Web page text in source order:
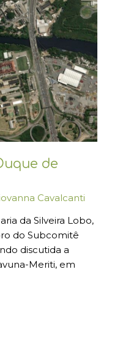
de
Cavalcanti
da Silveira Lobo,
do Subcomitê
discutida a
Meriti, em